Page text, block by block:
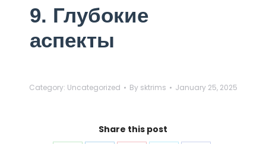
9. Глубокие
аспекты
Category: Uncategorized By sktrims January 25, 2025
Share this post